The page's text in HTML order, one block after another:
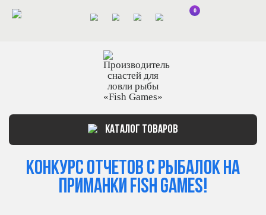
КАТАЛОГ ТОВАРОВ
Конкурс отчетов с рыбалок на
приманки Fish Games!